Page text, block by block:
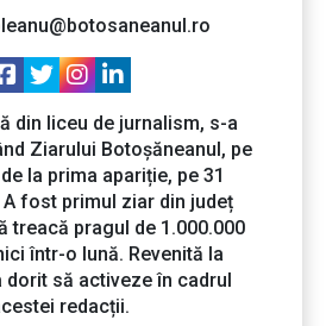
din liceu de jurnalism, s-a
Ziarului Botoșăneanul, pe
la prima apariție, pe 31
A fost primul ziar din județ
treacă pragul de 1.000.000
într-o lună. Revenită la
dorit să activeze în cadrul
redacții.